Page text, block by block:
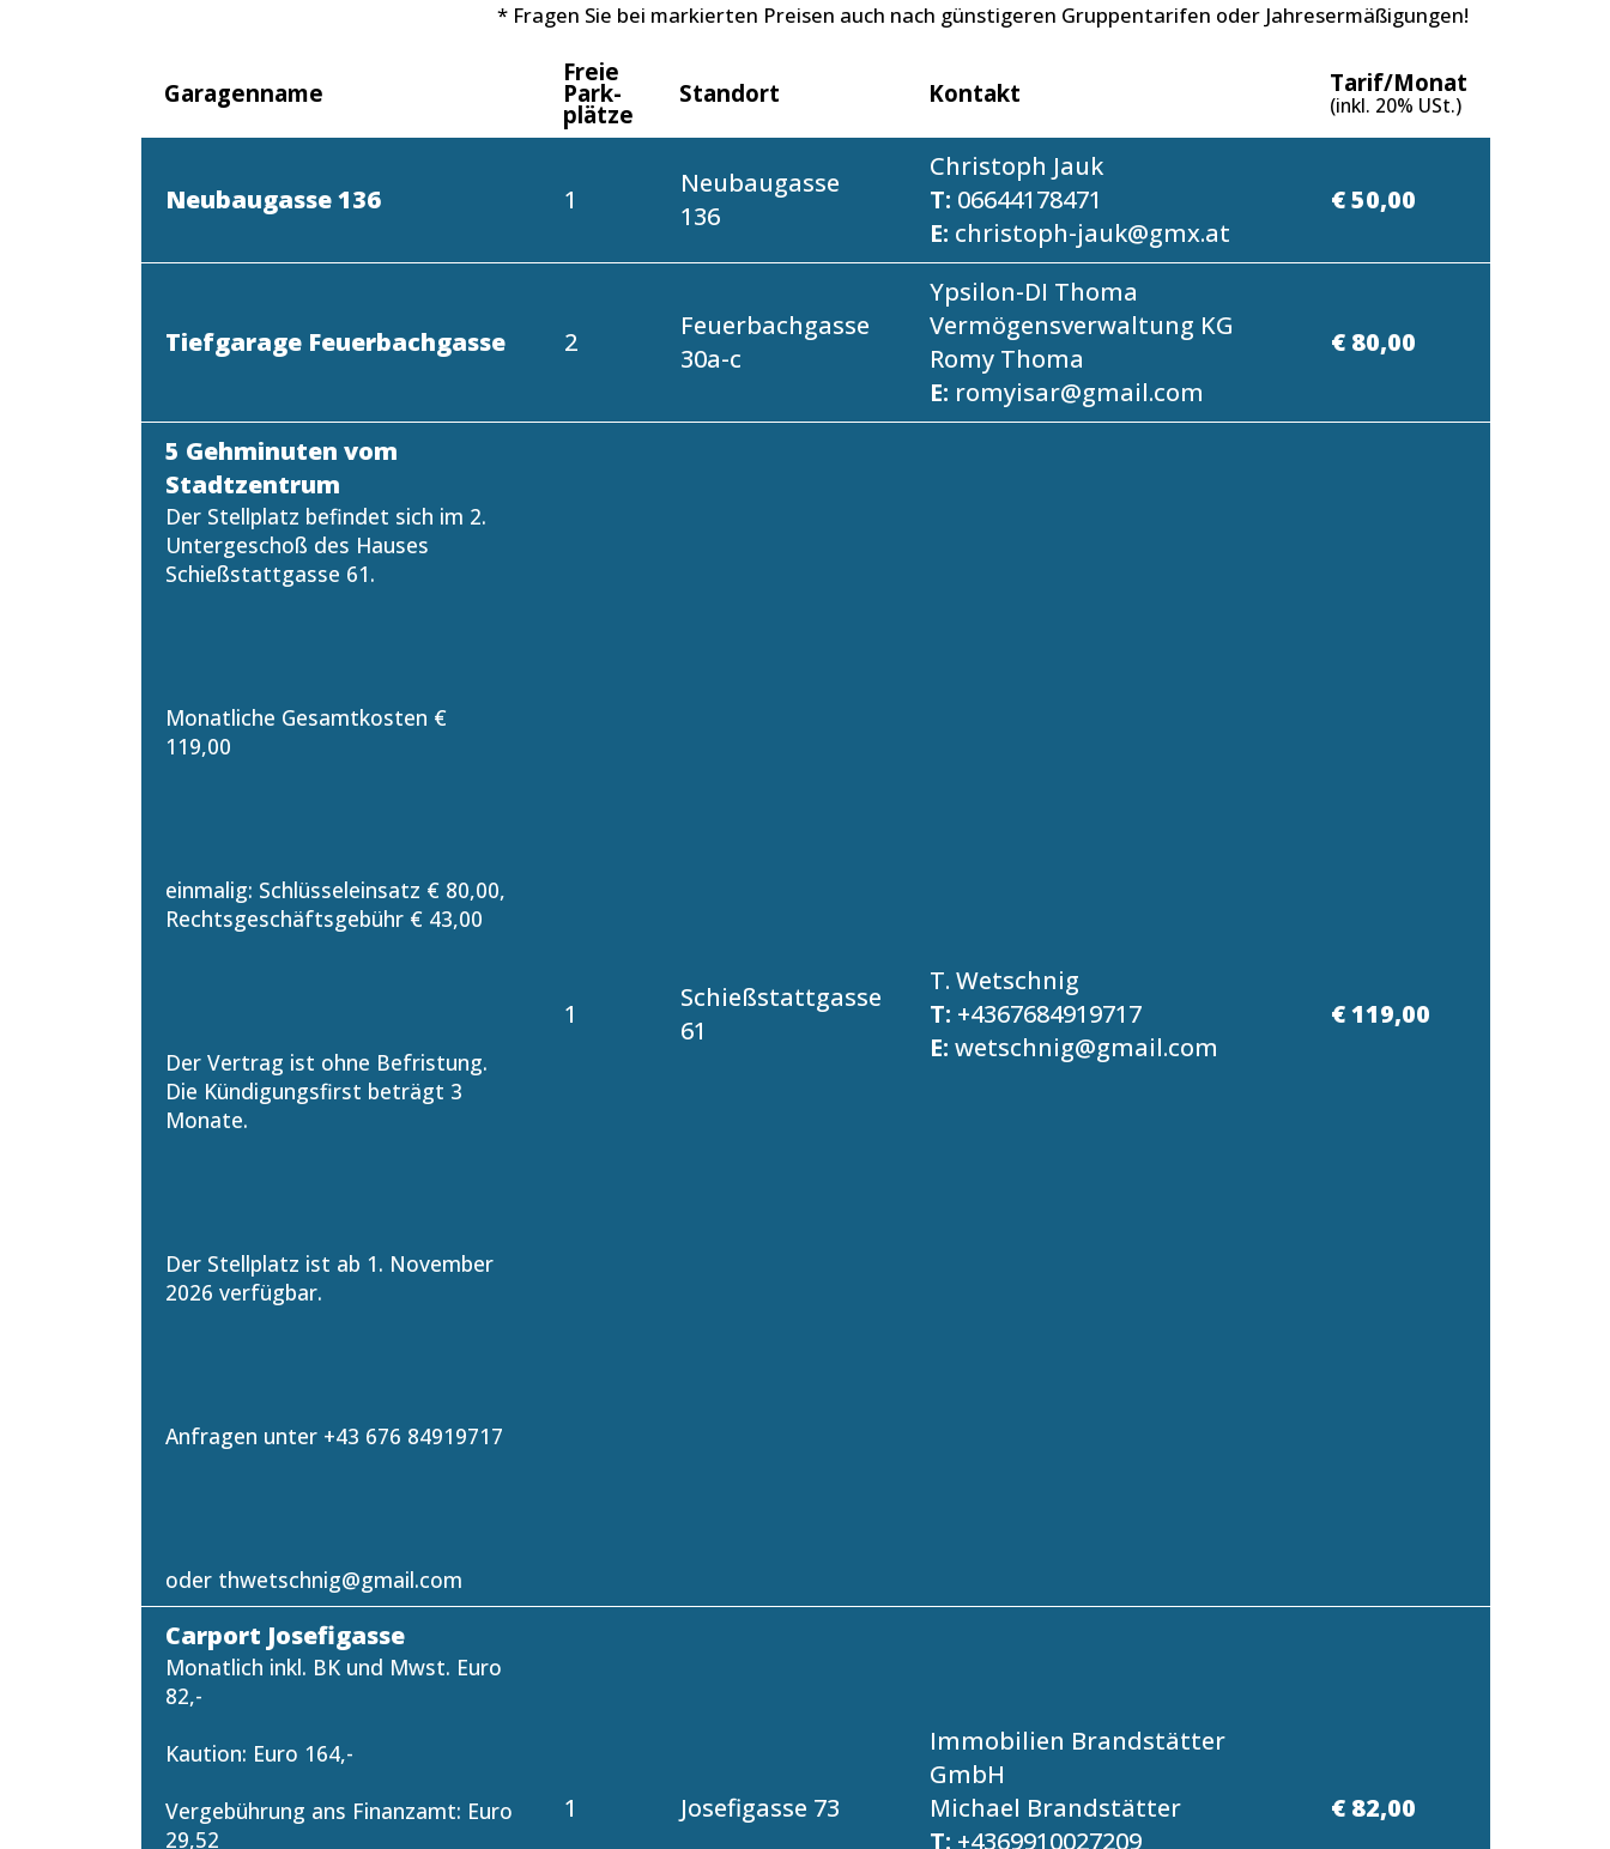
* Fragen Sie bei markierten Preisen auch nach günstigeren Gruppentarifen oder Jahresermäßigungen!
Garagenname
Freie
Park­
plätze
Standort Kontakt Tarif/Monat
(inkl. 20% USt.)
Neubaugasse 136 1
Neubaugasse
136
Christoph Jauk
T: 06644178471
E: christoph-jauk@gmx.at
€ 50,00
Tiefgarage Feuerbachgasse 2
Feuerbachgasse
30a-c
Ypsilon-DI Thoma
Vermögensverwaltung KG
Romy Thoma
E: romyisar@gmail.com
€ 80,00
5 Gehminuten vom
Stadtzentrum
Der Stellplatz befindet sich im 2.
Untergeschoß des Hauses
Schießstattgasse 61.
Monatliche Gesamtkosten €
119,00
einmalig: Schlüsseleinsatz € 80,00,
Rechtsgeschäftsgebühr € 43,00
Der Vertrag ist ohne Befristung.
Die Kündigungsfirst beträgt 3
Monate.
Der Stellplatz ist ab 1. November
2026 verfügbar.
Anfragen unter +43 676 84919717
oder thwetschnig@gmail.com
1
Schießstattgasse
61
T. Wetschnig
T: +4367684919717
E: wetschnig@gmail.com
€ 119,00
Carport Josefigasse
Monatlich inkl. BK und Mwst. Euro
82,-
Kaution: Euro 164,-
Vergebührung ans Finanzamt: Euro
29,52
1 Josefigasse 73
Immobilien Brandstätter
GmbH
Michael Brandstätter
T: +4369910027209
€ 82,00